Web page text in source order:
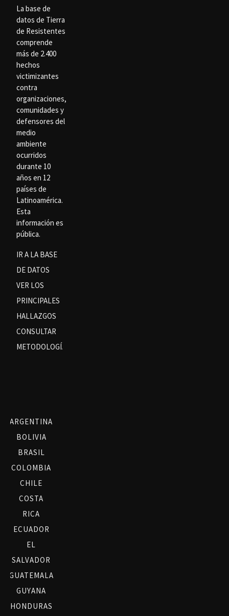
La base de
datos de Tierra
de Resistentes
comprende
más de 2.400
hechos
victimizantes
contra
organizaciones,
comunidades y
defensores del
medio
ambiente
ocurridos
durante 10
años en 12
países de
Latinoamérica.
Esta
información es
pública.
IR A LA BASE
DE DATOS
VER LOS
PRINCIPALES
HALLAZGOS
CONSULTAR
METODOLOGÍA
ARGENTINA
BOLIVIA
BRASIL
COLOMBIA
CHILE
COSTA
RICA
ECUADOR
EL
SALVADOR
GUATEMALA
GUYANA
HONDURAS